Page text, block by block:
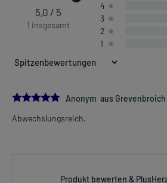
5,0 / 5
1 insgesamt
4
3
2
1
5.0Anonym aus Grevenbroich
Abwechslungsreich.
Produkt bewerten &